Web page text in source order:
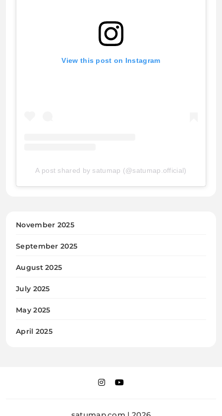
View this post on Instagram
A post shared by satumap (@satumap.official)
November 2025
September 2025
August 2025
July 2025
May 2025
April 2025